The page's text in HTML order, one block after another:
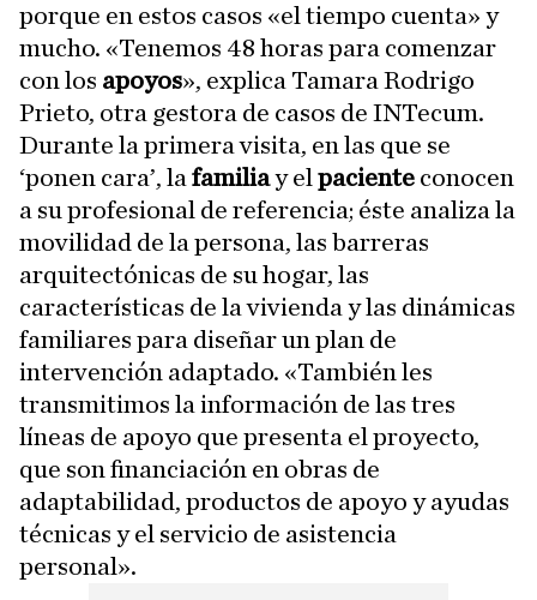
porque en estos casos «el tiempo cuenta» y
mucho. «Tenemos 48 horas para comenzar
con los apoyos», explica Tamara Rodrigo
Prieto, otra gestora de casos de INTecum.
Durante la primera visita, en las que se
‘ponen cara’, la familiay el paciente conocen
a su profesional de referencia; éste analiza la
movilidad de la persona, las barreras
arquitectónicas de su hogar, las
características de la vivienda y las dinámicas
familiares para diseñar un plan de
intervención adaptado. «También les
transmitimos la información de las tres
líneas de apoyo que presenta el proyecto,
que son financiación en obras de
adaptabilidad, productos de apoyo y ayudas
técnicas y el servicio de asistencia
personal».